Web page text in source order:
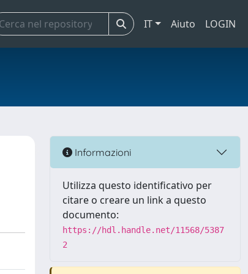
IT Aiuto LOGIN
Informazioni
Utilizza questo identificativo per
citare o creare un link a questo
documento:
https://hdl.handle.net/11568/5387
2